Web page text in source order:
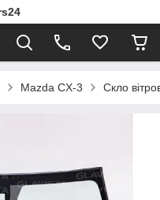
Mazda CX-3 Скло